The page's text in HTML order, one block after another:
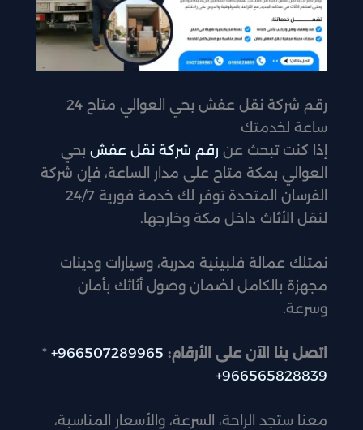
رقم شركة نقل عفش بحي العوالي متاح 24
ساعة لخدمتك
إذا كنت تبحث عن رقم شركة نقل عفش بحي
العوالي بمكة متاح على مدار الساعة، فإن شركة
الفرسان المتحدة توفر لك خدمة فورية 24/7
لنقل الأثاث داخل مكة وخارجها.
نمتلك عمالة فلبينية مدربة، وسيارات ودينات
مجهزة بالكامل لضمان وصول أثاثك بأمان
وسرعة.
اتصل بنا الآن على الأرقام: 966507289965+
*
966565828839+
معنا ستجد الراحة، السرعة، والأسعار المناسبة،